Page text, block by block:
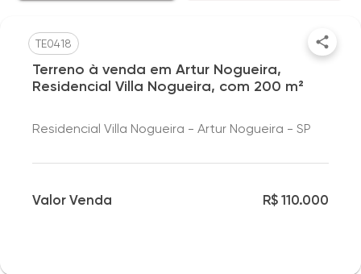
TE0418
Terreno à venda em Artur Nogueira,
Residencial Villa Nogueira, com 200 m²
Residencial Villa Nogueira - Artur Nogueira - SP
Valor Venda R$ 110.000